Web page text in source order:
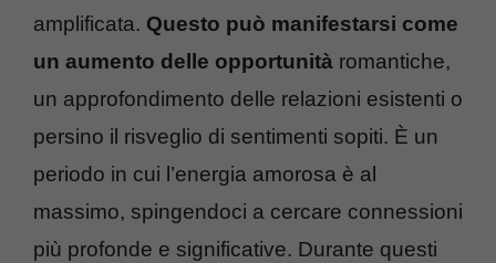
amplificata. Questo può manifestarsi come
un aumento delle opportunità romantiche,
un approfondimento delle relazioni esistenti o
persino il risveglio di sentimenti sopiti. È un
periodo in cui l’energia amorosa è al
massimo, spingendoci a cercare connessioni
più profonde e significative. Durante questi